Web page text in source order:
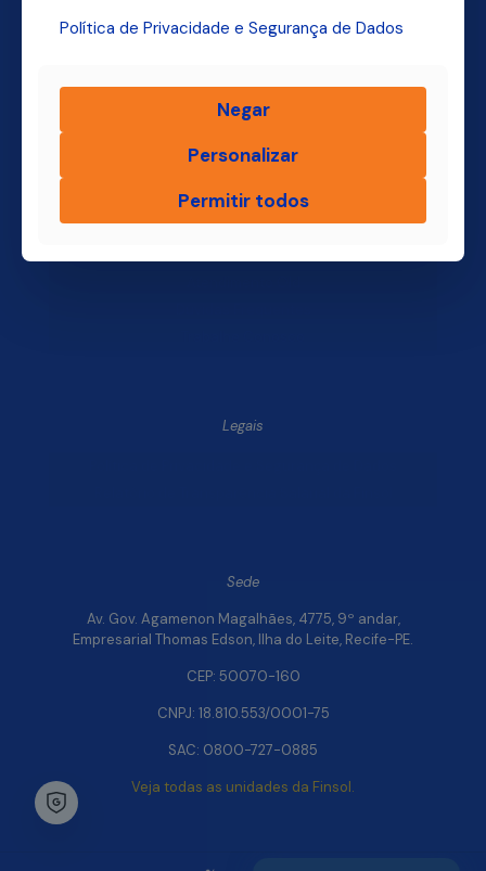
Home
Quem Somos
Blog Finsol
Onde Estamos
Legais
Sede
Av. Gov. Agamenon Magalhães, 4775, 9º andar,
Empresarial Thomas Edson, Ilha do Leite, Recife-PE.
CEP: 50070-160
CNPJ: 18.810.553/0001-75
SAC: 0800-727-0885
Veja todas as unidades da Finsol.
Política de Privacidade e Segurança de Dados
Negar
Personalizar
Permitir todos